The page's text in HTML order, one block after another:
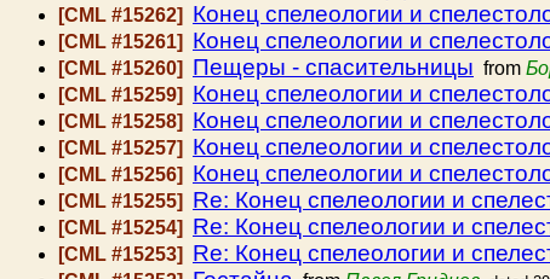
[CML #15262] Конец спелеологии и
[CML #15261] Конец спелеологии и
[CML #15260] Пещеры - спасительницы from
[CML #15259] Конец спелеологии и
[CML #15258] Конец спелеологии и
[CML #15257] Конец спелеологии и
[CML #15256] Конец спелеологии и
[CML #15255] Re: Конец спелеологии и
[CML #15254] Re: Конец спелеологии и
[CML #15253] Re: Конец спелеологии и